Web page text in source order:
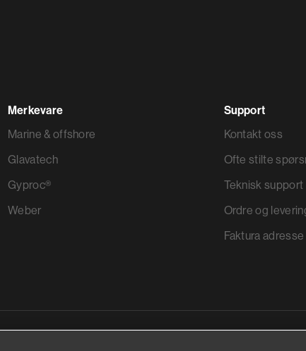
Merkevare
Marine & offshore
Glavatech
Gyproc®
Weber
Support
Kontakt oss
Ofte stilte
Teknisk support
Ordre og
Faktura adresse